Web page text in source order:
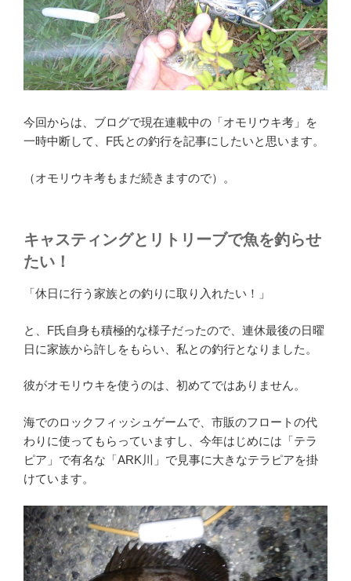
今回からは、ブログで現在連載中の「オモリウキ考」を
一時中断して、F氏との釣行を記事にしたいと思います。
（オモリウキ考もまだ続きますので）。
キャスティングとリトリーブで魚を釣らせ
たい！
「休日に行う家族との釣りに取り入れたい！」
と、F氏自身も積極的な様子だったので、連休最後の日曜
日に家族から許しをもらい、私との釣行となりました。
彼がオモリウキを使うのは、初めてではありません。
海でのロックフィッシュゲームで、市販のフロートの代
わりに使ってもらっていますし、今年はじめには「テラ
ピア」で有名な「ARK川」で見事に大きなテラピアを掛
けています。